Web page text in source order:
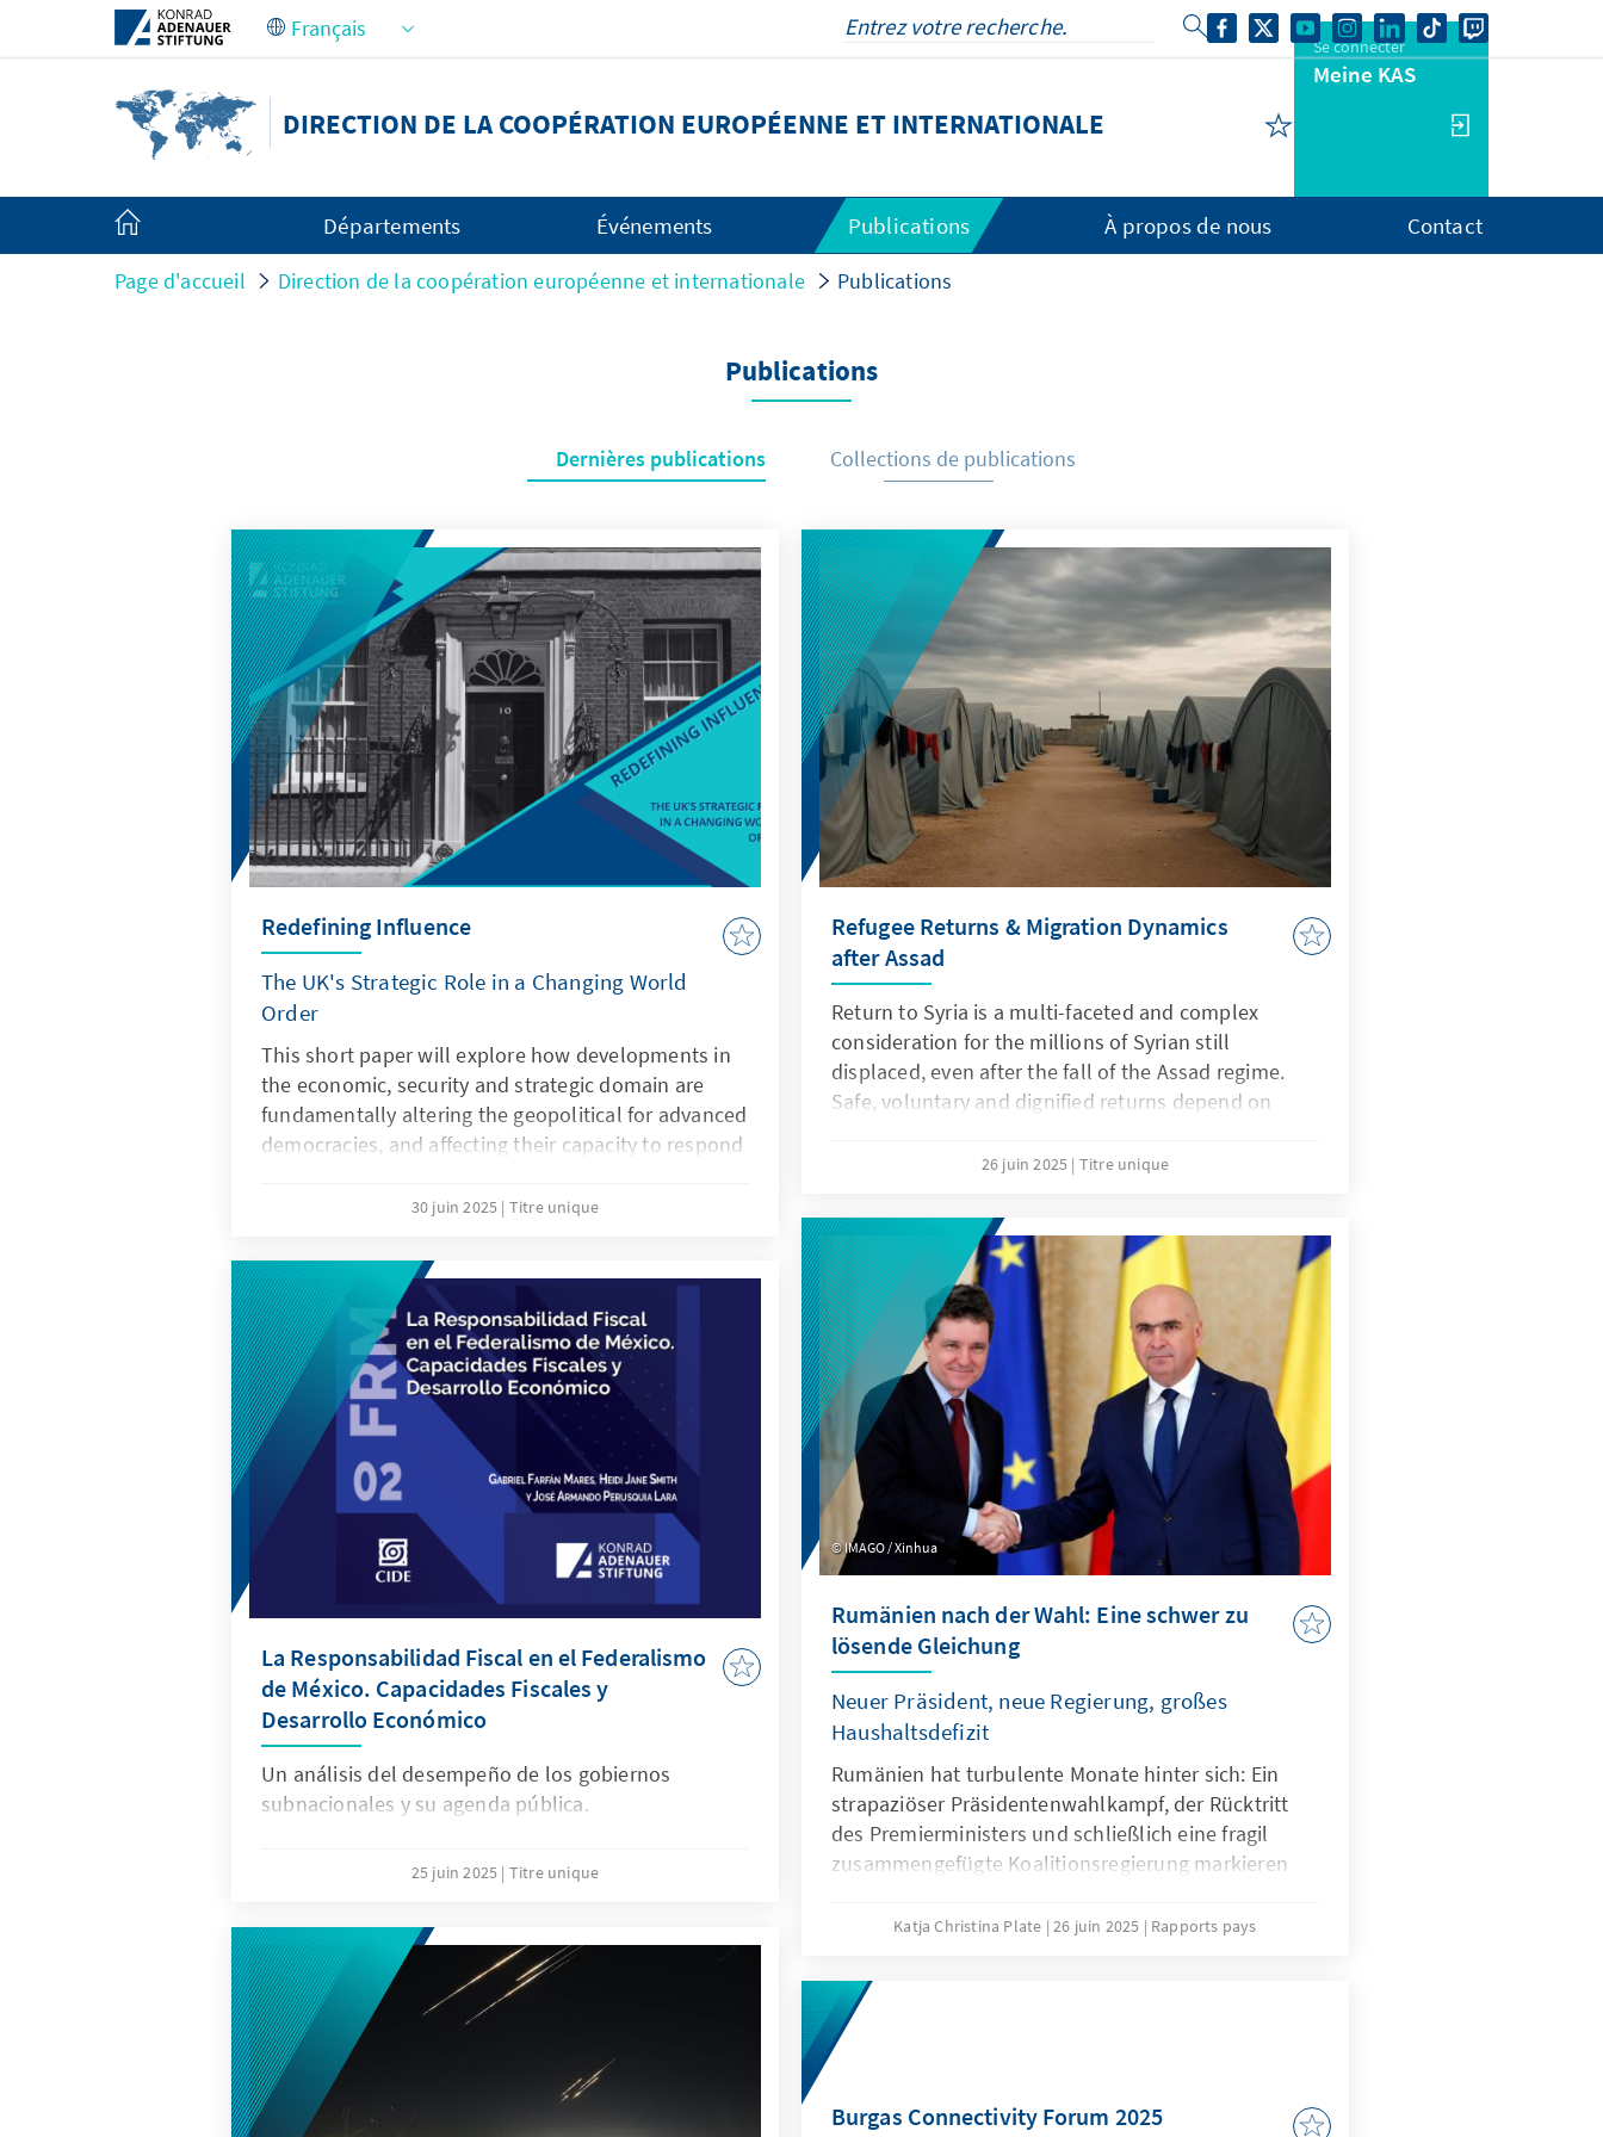
Saut au contenu principal
DIRECTION DE LA COOPÉRATION EUROPÉENNE ET INTERNATIONALE
Se connecter
Meine KAS
Départements Événements Publications À propos de nous Contact
Page d'accueil Direction de la coopération européenne et internationale Publications
Publications
Dernières publications Collections de publications
Redefining Influence
The UK's Strategic Role in a Changing World
Order
This short paper will explore how developments in
the economic, security and strategic domain are
fundamentally altering the geopolitical for advanced
democracies, and affecting their capacity to respond
British leadership to address these challenges,
international role, which harness the UK’s unique
national strengths, instruments, and relationships.
30 juin 2025 Titre unique
Refugee Returns & Migration Dynamics
after Assad
Return to Syria is a multi-faceted and complex
consideration for the millions of Syrian still
displaced, even after the fall of the Assad regime.
Safe, voluntary and dignified returns depend on
challenges in the new Syria, along with the
26 juin 2025 Titre unique
IMAGO / Xinhua
Rumänien nach der Wahl: Eine schwer zu
lösende Gleichung
Neuer Präsident, neue Regierung, großes
Haushaltsdefizit
Rumänien hat turbulente Monate hinter sich: Ein
strapaziöser Präsidentenwahlkampf, der Rücktritt
des Premierministers und schließlich eine fragil
zusammengefügte Koalitionsregierung markieren
Ilie Bolojan stehen nun zwei Reformer an der Spitze
und tiefem Misstrauen gegenüber der politischen
Klasse geprägt ist. Doch die neue Regierung muss
sich erst beweisen – in einem Parlament mit
enttäuschten Bevölkerung und im Schatten einer
Katja Christina Plate 26 juin 2025 Rapports pays
La Responsabilidad Fiscal en el Federalismo
de México. Capacidades Fiscales y
Desarrollo Económico
Un análisis del desempeño de los gobiernos
subnacionales y su agenda pública.
25 juin 2025 Titre unique
Burgas Connectivity Forum 2025